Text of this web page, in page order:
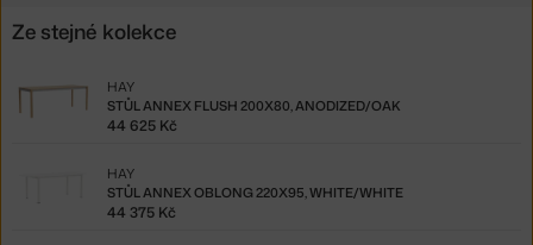
Ze stejné kolekce
STŮL ANNEX FLUSH 200X80, ANODIZED/OAK
HAY
44 625 Kč
STŮL ANNEX OBLONG 220X95, WHITE/WHITE
HAY
44 375 Kč